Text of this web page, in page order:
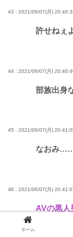
43 : 2021/06/07(月)
許せね
44 : 2021/06/07(月)
部族出身
45 : 2021/06/07(月)
なおみ
46 : 2021/06/07(月)
AVの黒人
ホーム